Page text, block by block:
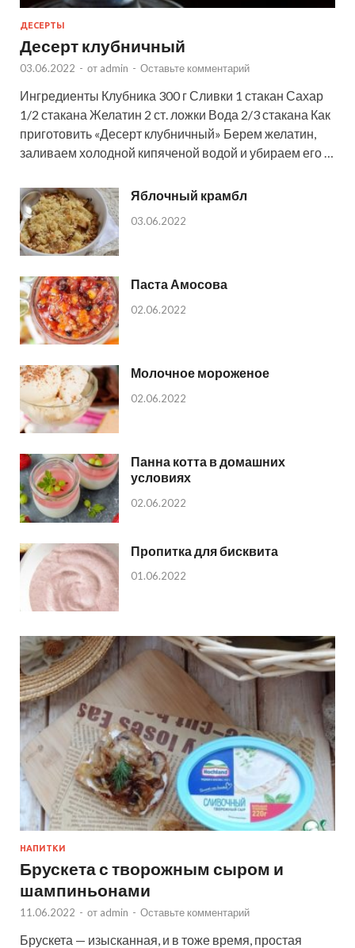
ДЕСЕРТЫ
Десерт клубничный
03.06.2022 - от admin - Оставьте комментарий
Ингредиенты Клубника 300 г Сливки 1 стакан Сахар
1/2 стакана Желатин 2 ст. ложки Вода 2/3 стакана Как
приготовить «Десерт клубничный» Берем желатин,
заливаем холодной кипяченой водой и убираем его …
Яблочный крамбл
03.06.2022
Паста Амосова
02.06.2022
Молочное мороженое
02.06.2022
Панна котта в домашних
условиях
02.06.2022
Пропитка для бисквита
01.06.2022
НАПИТКИ
Брускета с творожным сыром и
шампиньонами
11.06.2022 - от admin - Оставьте комментарий
Брускета — изысканная, и в тоже время, простая